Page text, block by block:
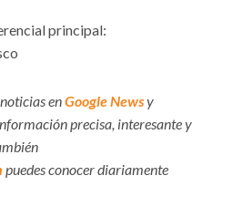
principal:
enGoogle Newsy
precisa, interesante y
puedes conocer diariamente